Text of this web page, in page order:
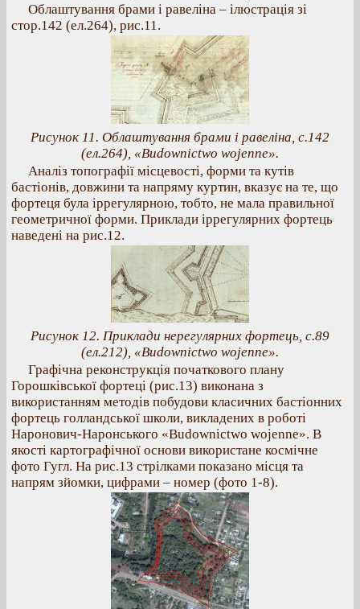
Облаштування брами і равеліна – ілюстрація зі
стор.142 (ел.264), рис.11.
Рисунок 11. Облаштування брами і равеліна, с.142
(ел.264), «Budownictwo wojenne».
Аналіз топографії місцевості, форми та кутів
бастіонів, довжини та напряму куртин, вказує на те, що
фортеця була іррегулярною, тобто, не мала правильної
геометричної форми. Приклади іррегулярних фортець
наведені на рис.12.
Рисунок 12. Приклади нерегулярних фортець, с.89
(ел.212), «Budownictwo wojenne».
Графічна реконструкція початкового плану
Горошківської фортеці (рис.13) виконана з
використанням методів побудови класичних бастіонних
фортець голландської школи, викладених в роботі
Наронович-Наронського «Budownictwo wojenne». В
якості картографічної основи використане космічне
фото Гугл. На рис.13 стрілками показано місця та
напрям зйомки, цифрами – номер (фото 1-8).